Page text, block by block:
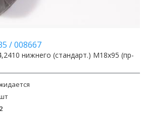
/008667
нижнего (стандарт.) М18х95 (пр-